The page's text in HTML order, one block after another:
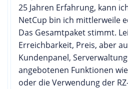
25 Jahren Erfahrung, kann
NetCup bin ich mittlerweile
Das Gesamtpaket stimmt.
Erreichbarkeit, Preis, aber
Kundenpanel,
angebotenen Funktionen
oder die Verwendung der